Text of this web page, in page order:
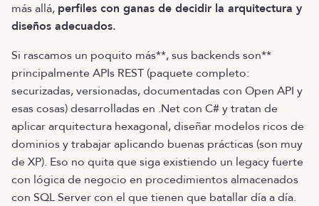
más allá, perfiles con ganas de decidir la arquitectura y
diseños adecuados.
Si rascamos un poquito más**, sus backends son**
principalmente APIs REST (paquete completo:
securizadas, versionadas, documentadas con Open API y
esas cosas) desarrolladas en .Net con C# y tratan de
aplicar arquitectura hexagonal, diseñar modelos ricos de
dominios y trabajar aplicando buenas prácticas (son muy
de XP). Eso no quita que siga existiendo un legacy fuerte
con lógica de negocio en procedimientos almacenados
con SQL Server con el que tienen que batallar día a día.